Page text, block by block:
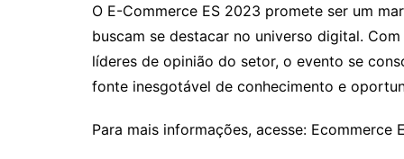
O E-Commerce ES 2023 promete ser um
buscam se destacar no universo digital.
líderes de opinião do setor, o evento se
fonte inesgotável de conhecimento e
Para mais informações, acesse: Ecommerce